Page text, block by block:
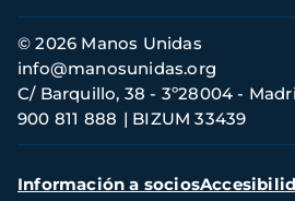
Información
de
contacto
© 2026 Manos Unidas
C/ Barquillo, 38 - 3º28004 -
900 811 888
BIZUM 33439
info@manosunidas.org
Menú
Información a socios